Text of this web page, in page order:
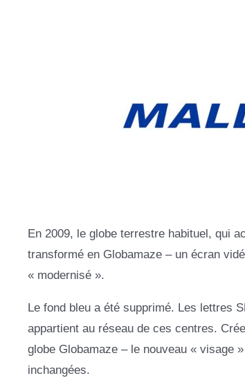
En 2009, le globe terrestre habituel, qui
transformé en Globamaze – un écran
« modernisé ».
Le fond bleu a été supprimé. Les lettres
appartient au réseau de ces centres.
globe Globamaze – le nouveau « visage
inchangées.